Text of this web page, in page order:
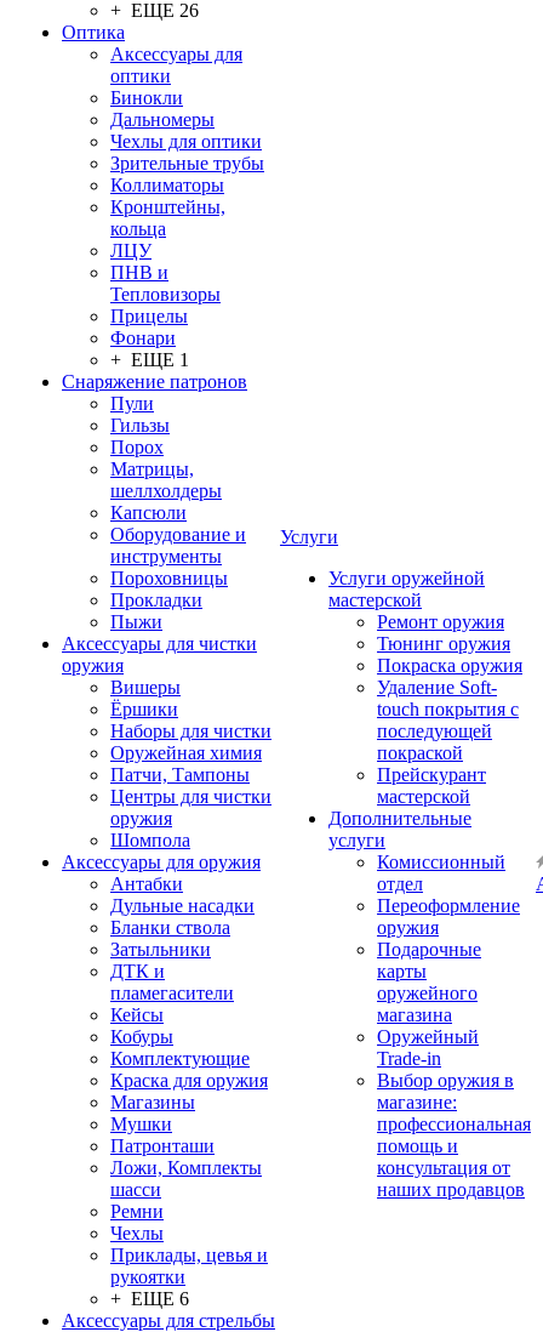
+ ЕЩЕ 26
Оптика
Аксессуары для
оптики
Бинокли
Дальномеры
Чехлы для оптики
Зрительные трубы
Коллиматоры
Кронштейны,
кольца
ЛЦУ
ПНВ и
Тепловизоры
Прицелы
Фонари
+ ЕЩЕ 1
Снаряжение патронов
Пули
Гильзы
Порох
Матрицы,
шеллхолдеры
Капсюли
Оборудование и
инструменты
Пороховницы
Прокладки
Пыжи
Аксессуары для чистки
оружия
Вишеры
Ёршики
Наборы для чистки
Оружейная химия
Патчи, Тампоны
Центры для чистки
оружия
Шомпола
Аксессуары для оружия
Антабки
Дульные насадки
Бланки ствола
Затыльники
ДТК и
пламегасители
Кейсы
Кобуры
Комплектующие
Краска для оружия
Магазины
Мушки
Патронташи
Ложи, Комплекты
шасси
Ремни
Чехлы
Приклады, цевья и
рукоятки
+ ЕЩЕ 6
Аксессуары для стрельбы
Услуги
Услуги оружейной
мастерской
Ремонт оружия
Тюнинг оружия
Покраска оружия
Удаление Soft-
touch покрытия с
последующей
покраской
Прейскурант
мастерской
Дополнительные
услуги
Комиссионный
отдел
Переоформление
оружия
Подарочные
карты
оружейного
магазина
Оружейный
Trade-in
Выбор оружия в
магазине:
профессиональная
помощь и
консультация от
наших продавцов